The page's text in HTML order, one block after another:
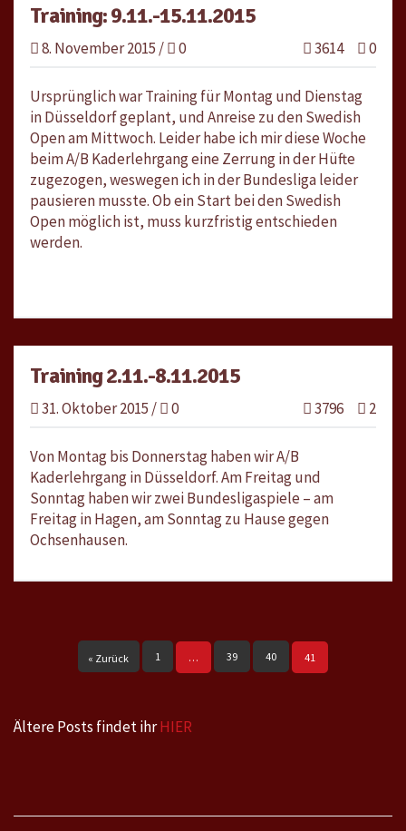
Training: 9.11.-15.11.2015
8. November 2015 / 0 0
3614
Ursprünglich war Training für Montag und Dienstag
in Düsseldorf geplant, und Anreise zu den Swedish
Open am Mittwoch. Leider habe ich mir diese Woche
beim A/B Kaderlehrgang eine Zerrung in der Hüfte
zugezogen, weswegen ich in der Bundesliga leider
pausieren musste. Ob ein Start bei den Swedish
Open möglich ist, muss kurzfristig entschieden
werden.
Training 2.11.-8.11.2015
31. Oktober 2015 / 0 2
3796
Von Montag bis Donnerstag haben wir A/B
Kaderlehrgang in Düsseldorf. Am Freitag und
Sonntag haben wir zwei Bundesligaspiele – am
Freitag in Hagen, am Sonntag zu Hause gegen
Ochsenhausen.
« Zurück 1 … 39 40 41
Ältere Posts findet ihrHIER